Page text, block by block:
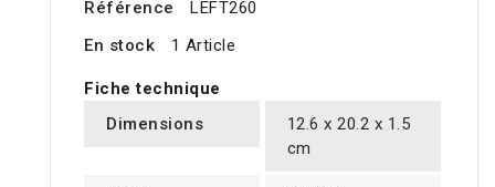
Référence
LEFT260
En stock
1 Article
Fiche technique
Dimensions
12.6 x 20.2 x 1.5
cm